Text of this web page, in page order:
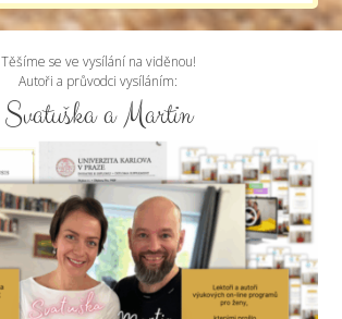
Těšíme se ve vysílání na viděnou!
Autoři a průvodci vysíláním:
Svatuška a Martin